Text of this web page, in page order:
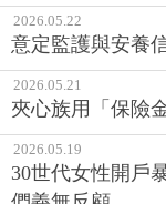
2026.05.22
意定監護與安養
2026.05.21
夾心族用「保險
2026.05.19
30世代女性開戶